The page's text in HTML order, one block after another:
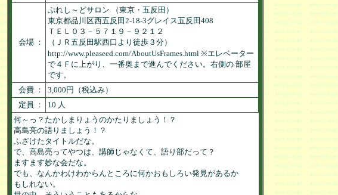
会場 ：
ぷれし～どサロン （東京・五反田）
東京都品川区西五反田2-18-3グレイス五反田408
ＴＥＬ０３－５７１９－９２１２
（ＪＲ五反田駅西口より徒歩３分）
http://www.pleaseed.com/AboutUsFrames.html ※エレベーター
で４Ｆに上がり、一番奥まで進んでください。右側の 部屋
です。
会費 ：
3,000円（税込み）
定員 ：
10 人
何～っ？たかしまりょうのかたりましょう！？
高島亮の語りましょう！？
ふざけたタイトルだな。
で、高島亮ってやつは、講師じゃなくて、語り部だって？
ますます妙な会だな。
でも、なんかわけわからんところに何かおもしろい発見があるか
もしれない。